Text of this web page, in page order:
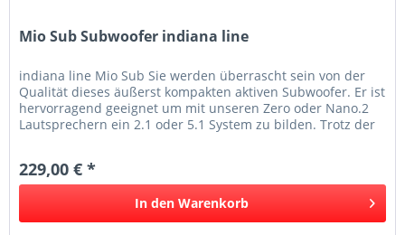
Mio Sub Subwoofer indiana line
indiana line Mio Sub Sie werden überrascht sein von der
Qualität dieses äußerst kompakten aktiven Subwoofer. Er ist
hervorragend geeignet um mit unseren Zero oder Nano.2
Lautsprechern ein 2.1 oder 5.1 System zu bilden. Trotz der
229,00 € *
In den Warenkorb